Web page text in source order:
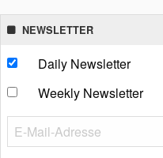
NEWSLETTER
Daily Newsletter
Weekly Newsletter